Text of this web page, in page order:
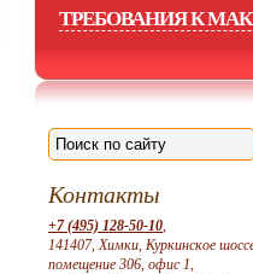
ТРЕБОВАНИЯ К
Контакты
+7 (495) 128-50-10,
141407, Химки, Куркинское
помещение 306, офис 1,